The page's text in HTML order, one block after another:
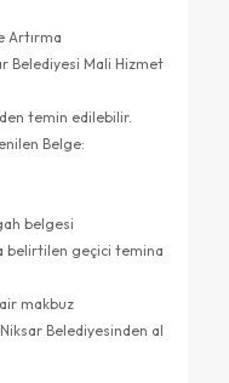
Mali Hizmet
edilebilir.
Belge:
belgesi
belirtilen geçici temina
makbuz
Belediyesinden al